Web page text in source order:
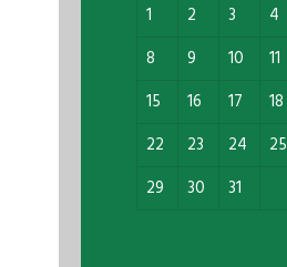
1
2 3 4
8
9 10 11
15
16 17 18
22
23 24 25
29
30 31